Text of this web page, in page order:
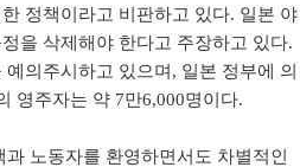
정책이라고 비판하고 있다. 일본 야
을 삭제해야 한다고 주장하고 있다.
의주시하고 있으며, 일본 정부에 의
영주자는 약 7만6,000명이다.
노동자를 환영하면서도 차별적인